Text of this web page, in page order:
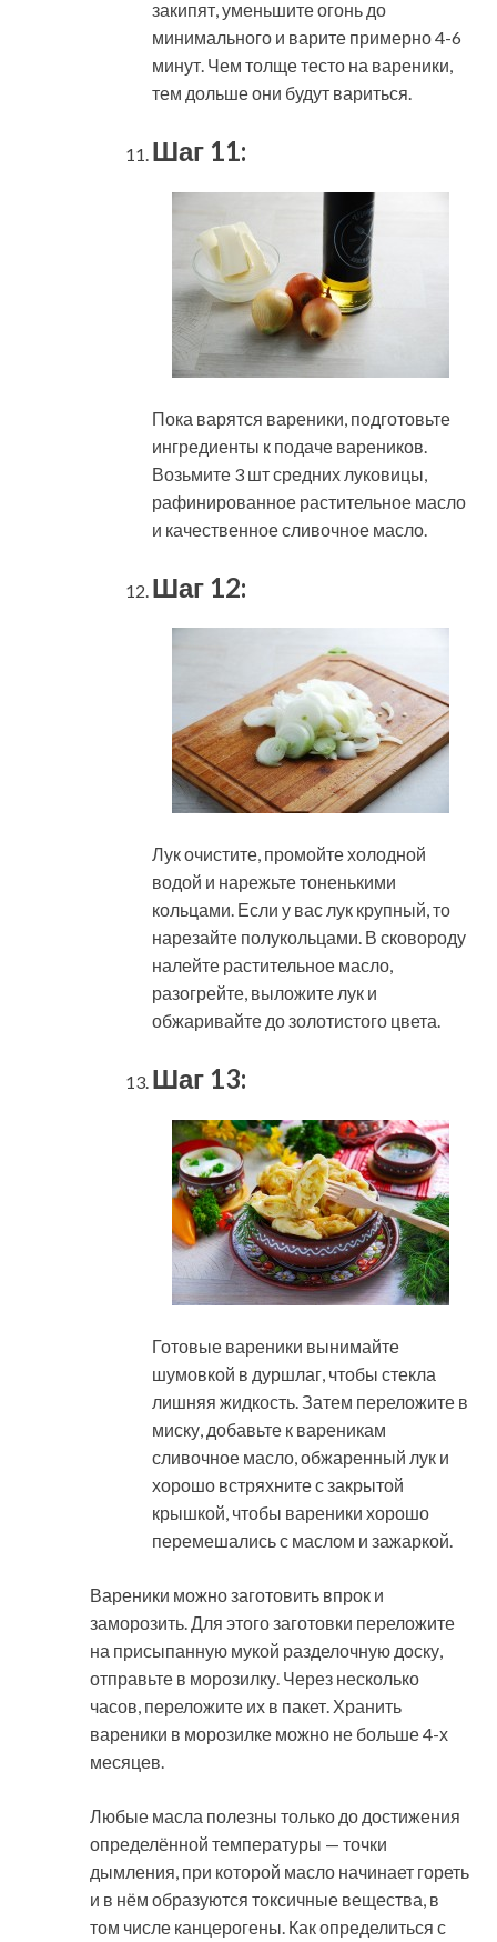
закипят, уменьшите огонь до
минимального и варите примерно 4-6
минут. Чем толще тесто на вареники,
тем дольше они будут вариться.
Шаг 11:
Пока варятся вареники, подготовьте
ингредиенты к подаче вареников.
Возьмите 3 шт средних луковицы,
рафинированное растительное масло
и качественное сливочное масло.
Шаг 12:
Лук очистите, промойте холодной
водой и нарежьте тоненькими
кольцами. Если у вас лук крупный, то
нарезайте полукольцами. В сковороду
налейте растительное масло,
разогрейте, выложите лук и
обжаривайте до золотистого цвета.
Шаг 13:
Готовые вареники вынимайте
шумовкой в дуршлаг, чтобы стекла
лишняя жидкость. Затем переложите в
миску, добавьте к вареникам
сливочное масло, обжаренный лук и
хорошо встряхните с закрытой
крышкой, чтобы вареники хорошо
перемешались с маслом и зажаркой.
Вареники можно заготовить впрок и
заморозить. Для этого заготовки переложите
на присыпанную мукой разделочную доску,
отправьте в морозилку. Через несколько
часов, переложите их в пакет. Хранить
вареники в морозилке можно не больше 4-х
месяцев.
Любые масла полезны только до достижения
определённой температуры — точки
дымления, при которой масло начинает гореть
и в нём образуются токсичные вещества, в
том числе канцерогены. Как определиться с